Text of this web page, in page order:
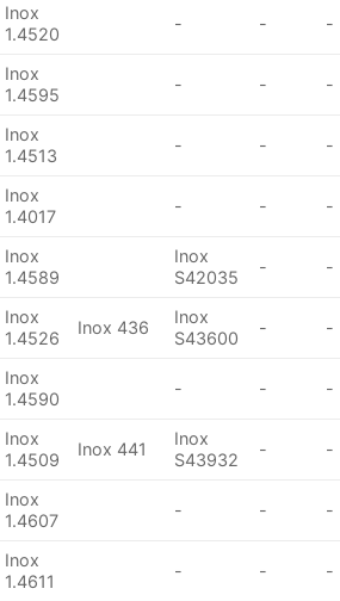
Inox
1.4520
- - -
Inox
1.4595
- - -
Inox
1.4513
- - -
Inox
1.4017
- - -
Inox
1.4589
Inox
S42035
- -
Inox
1.4526
Inox 436
Inox
S43600
- -
Inox
1.4590
- - -
Inox
1.4509
Inox 441
Inox
S43932
- -
Inox
1.4607
- - -
Inox
1.4611
- - -